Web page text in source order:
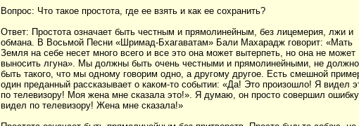
Вопрос: Что такое простота, где ее взять и как ее сохранить?
Ответ: Простота означает быть честным и прямолинейным, без лицемерия, лжи и
обмана. В Восьмой Песни «Шримад-Бхагаватам» Бали Махарадж говорит: «Мать
Земля на себе несет много всего и все это она может вытерпеть, но она не может
выносить лгуна». Мы должны быть очень честными и прямолинейными, не должно
быть такого, что мы одному говорим одно, а другому другое. Есть смешной
один преданный рассказывает о каком-то событии: «Да! Это произошло! Я видел
по телевизору! Моя жена мне сказала это!». Я думаю, он просто совершил
видел по телевизору! Жена мне сказала!»